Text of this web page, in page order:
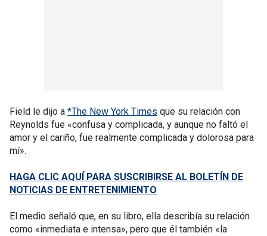
Field le dijo a *The New York Times que su relación con
Reynolds fue «confusa y complicada, y aunque no faltó el
amor y el cariño, fue realmente complicada y dolorosa para
mí».
HAGA CLIC AQUÍ PARA SUSCRIBIRSE AL BOLETÍN DE
NOTICIAS DE ENTRETENIMIENTO
El medio señaló que, en su libro, ella describía su relación
como «inmediata e intensa», pero que él también «la